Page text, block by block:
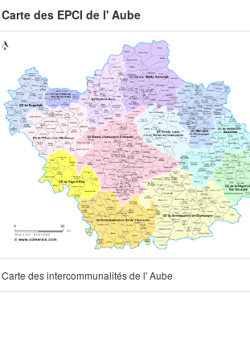
Carte des EPCI de l' Aube
Carte des intercommunalités de l' Aube